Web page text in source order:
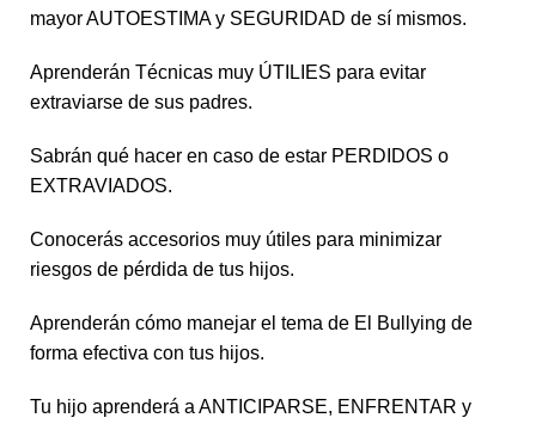
mayor AUTOESTIMA y SEGURIDAD de sí mismos.
Aprenderán Técnicas muy ÚTILIES para evitar
extraviarse de sus padres.
Sabrán qué hacer en caso de estar PERDIDOS o
EXTRAVIADOS.
Conocerás accesorios muy útiles para minimizar
riesgos de pérdida de tus hijos.
Aprenderán cómo manejar el tema de El Bullying de
forma efectiva con tus hijos.
Tu hijo aprenderá a ANTICIPARSE, ENFRENTAR y